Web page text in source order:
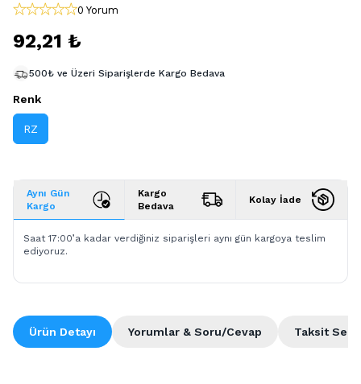
0 Yorum
92,21 ₺
500₺ ve Üzeri Siparişlerde Kargo Bedava
Renk
RZ
Aynı Gün
Kargo
Kargo
Bedava
Kolay İade
Saat 17:00’a kadar verdiğiniz siparişleri aynı gün kargoya teslim
ediyoruz.
Ürün Detayı Taksit
Yorumlar & Soru/Cevap